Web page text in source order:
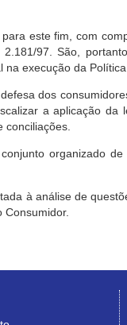
este fim, com
97. São,
execução da
dos
a aplicação da
organizado
à análise de